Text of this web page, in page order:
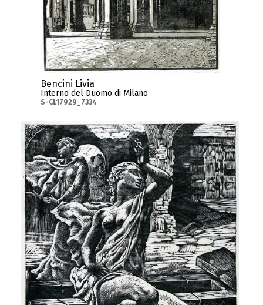
Bencini Livia
Interno del Duomo di Milano
S-CL17929_7334